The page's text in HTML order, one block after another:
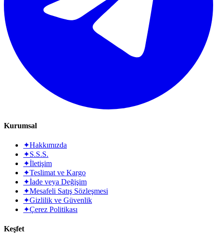
Kurumsal
✦Hakkımızda
✦S.S.S.
✦İletişim
✦Teslimat ve Kargo
✦İade veya Değişim
✦Mesafeli Satış Sözleşmesi
✦Gizlilik ve Güvenlik
✦Çerez Politikası
Keşfet